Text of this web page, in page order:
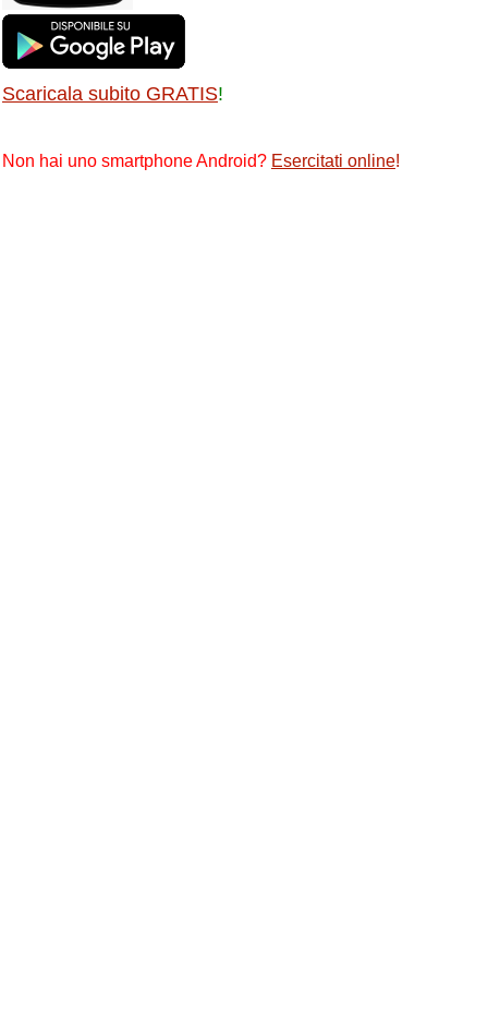
Scaricala subito GRATIS!
Non hai uno smartphone Android? Esercitati online!